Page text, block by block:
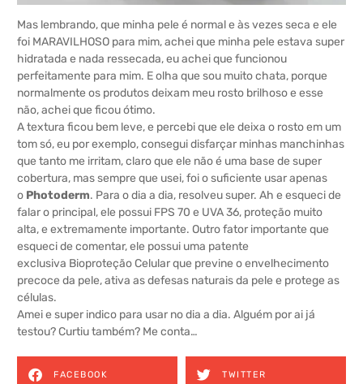
Mas lembrando, que minha pele é normal e às vezes seca e ele
foi MARAVILHOSO para mim, achei que minha pele estava super
hidratada e nada ressecada, eu achei que funcionou
perfeitamente para mim. E olha que sou muito chata, porque
normalmente os produtos deixam meu rosto brilhoso e esse
não, achei que ficou ótimo.
A textura ficou bem leve, e percebi que ele deixa o rosto em um
tom só, eu por exemplo, consegui disfarçar minhas manchinhas
que tanto me irritam, claro que ele não é uma base de super
cobertura, mas sempre que usei, foi o suficiente usar apenas
o Photoderm. Para o dia a dia, resolveu super. Ah e esqueci de
falar o principal, ele possui FPS 70 e UVA 36, proteção muito
alta, e extremamente importante. Outro fator importante que
esqueci de comentar, ele possui uma patente
exclusiva Bioproteção Celular que previne o envelhecimento
precoce da pele, ativa as defesas naturais da pele e protege as
células.
Amei e super indico para usar no dia a dia. Alguém por ai já
testou? Curtiu também? Me conta…
FACEBOOK TWITTER